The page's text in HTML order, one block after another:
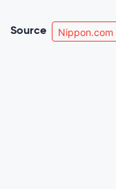
Source Nippon.com